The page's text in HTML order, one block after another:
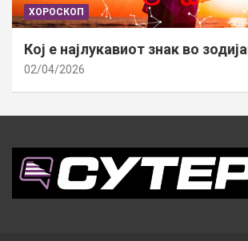
ХОРОСКОП
Кој е најлукавиот знак во
02/04/2026